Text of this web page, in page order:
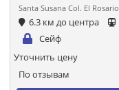
Santa Susana Col. El Rosario
6.3 км до центра
Сейф
По отзывам
Уточнить цену